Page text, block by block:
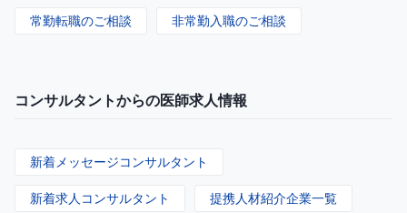
常勤転職のご相談 非常勤入職のご相談
コンサルタントからの医師求人情報
新着メッセージコンサルタント
新着求人コンサルタント 提携人材紹介企業一覧